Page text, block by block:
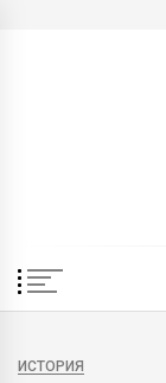
ИСТОРИЯ